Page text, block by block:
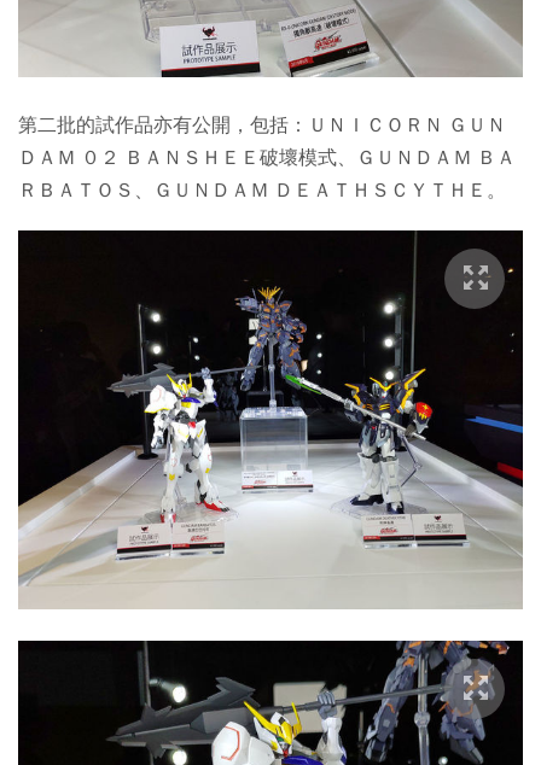
第二批的試作品亦有公開，包括：ＵＮＩＣＯＲＮ ＧＵＮ
ＤＡＭ ０２ ＢＡＮＳＨＥＥ破壞模式、ＧＵＮＤＡＭ ＢＡ
ＲＢＡＴＯＳ、ＧＵＮＤＡＭ ＤＥＡＴＨＳＣＹＴＨＥ。